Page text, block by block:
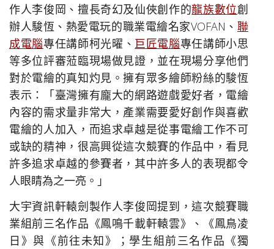
作人李俊岡、擅長奇幻及仙俠創作的龍族數位創
辦人駿恆、熱愛電玩的職業電繪名家VOFAN、 聯
成電腦專任講師柯光曜、 巨匠電腦專任講師小思
等多位評審蒞臨現場做見證，並在現場分享他們
對於電繪的真知灼見。擁有眾多繪師粉絲的駿恆
表示：「臺灣擁有龐大的網路遊戲愛好者，電繪
內容的需求量非常大，產業需要愛好創作與喜歡
電繪的人加入，而追求卓越是從事電繪工作不可
或缺的精神，很高興從這次競賽的作品中，看見
許多追求卓越的參賽者，其中許多人的表現都令
人眼睛為之一亮。」
大宇資訊軒轅劍製作人李俊岡提到，這次競賽職
業組前三名作品《鳳鳴千載軒轅雲》、《鳳鳥凌
日》與《前往未知》；學生組前三名作品《獨